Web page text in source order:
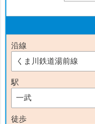
沿線
駅
徒歩